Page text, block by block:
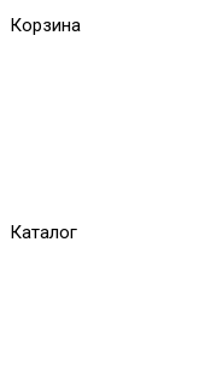
Корзина
Каталог